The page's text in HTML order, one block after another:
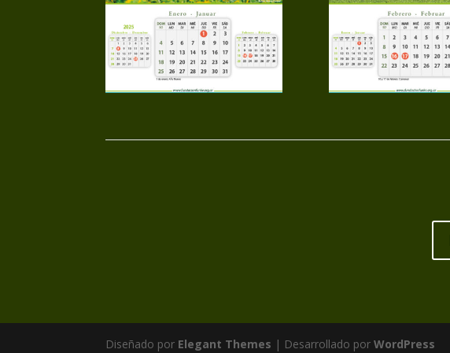
Diseñado por Elegant Themes | Desarrollado porWordPress